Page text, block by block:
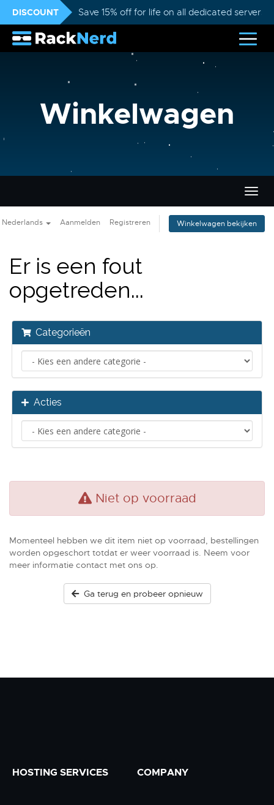
DISCOUNT Save 15% off for life on all dedicated servers
Winkelwagen
in-/
Nederlands Aanmelden Registreren Winkelwagen bekijken
Er is een fout
opgetreden...
Categorieën
Acties
Niet op voorraad
Momenteel hebben we dit item niet op voorraad, bestellingen
worden opgeschort totdat er weer voorraad is. Neem voor
meer informatie contact met ons op.
Ga terug en probeer opnieuw
HOSTING SERVICES COMPANY